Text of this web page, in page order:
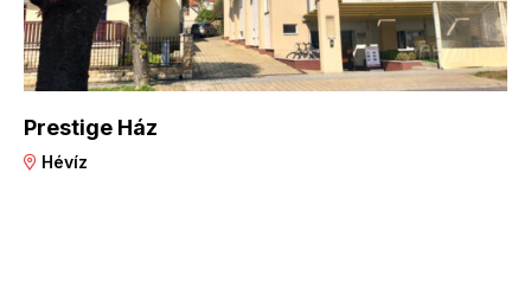
Prestige Ház
Hévíz